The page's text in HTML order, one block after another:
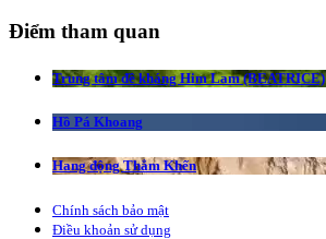
Điểm tham quan
Trung tâm đề kháng Him Lam (BEATRICE)
Hồ Pá Khoang
Hang động Thẳm Khến
Chính sách bảo mật
Điều khoản sử dụng